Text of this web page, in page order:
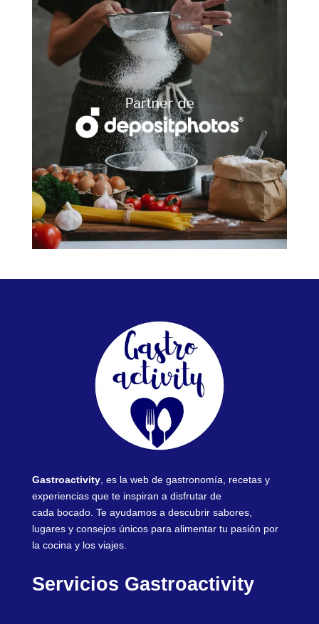
Gastroactivity, es la web de gastronomía, recetas y
experiencias que te inspiran a disfrutar de
cada bocado. Te ayudamos a descubrir sabores,
lugares y consejos únicos para alimentar tu pasión por
la cocina y los viajes.
Servicios Gastroactivity